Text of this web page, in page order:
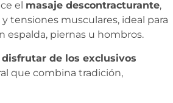
el masaje descontracturante,
tensiones musculares, ideal para
piernas u hombros.
de los exclusivos
que combina tradición,